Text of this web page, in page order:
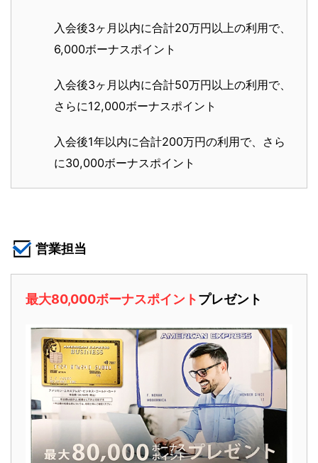
入会後3ヶ月以内に合計20万円以上の利用で、
6,000ボーナスポイント
入会後3ヶ月以内に合計50万円以上の利用で、
さらに12,000ボーナスポイント
入会後1年以内に合計200万円の利用で、さら
に30,000ボーナスポイント
営業担当
最大80,000ボーナスポイントプレゼント